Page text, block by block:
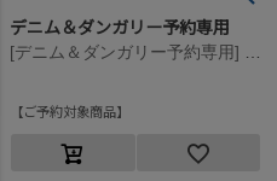
デニム＆ダンガリー予約専用
ご予約対象商品